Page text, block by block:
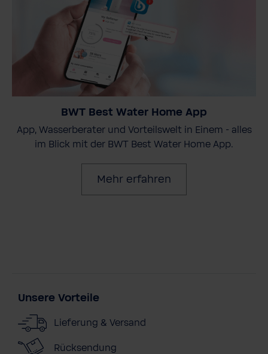
BWT Best Water Home App
App, Wasserberater und Vorteilswelt in Einem - alles
im Blick mit der BWT Best Water Home App.
Mehr erfahren
Unsere Vorteile
Lieferung & Versand
Rücksendung